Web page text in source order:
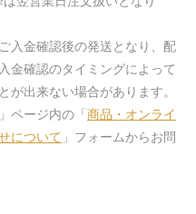
入金確認後の発送となり、配
金確認のタイミングによって
が出来ない場合があります。
ページ内の「 商品・オンライ
について 」フォームからお問